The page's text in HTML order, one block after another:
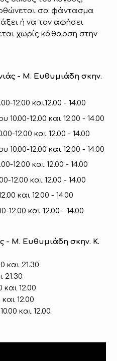
σα φάντασμα
ή να τον αφήσει
χωρίς κάθαρση στην
- Μ. Ευθυμιάδη σκην.
12.00 και12.00 - 14.00
12.00 και 12.00 - 14.00
12.00 και 12.00 - 14.00
12.00 και 12.00 - 14.00
12.00 και 12.00 - 14.00
12.00 και 12.00 - 14.00
και 12.00 - 14.00
12.00 και 12.00 - 14.00
- Μ. Ευθυμιάδη σκην. Κ.
και 21.30
21.30
12.00
12.00
και 12.00